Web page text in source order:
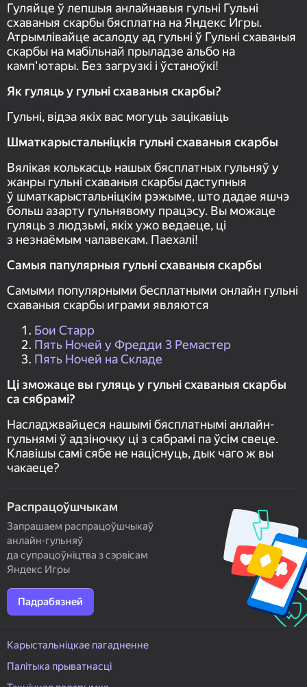
Гуляйце ў лепшыя анлайнавыя гульні Гульні
схаваныя скарбы бясплатна на Яндекс Игры.
Атрымлівайце асалоду ад гульні ў Гульні схаваныя
скарбы на мабільнай прыладзе альбо на
камп'ютары. Без загрузкі і ўстаноўкі!
Як гуляць у гульні схаваныя скарбы?
Гульні, відэа якіх вас могуць зацікавіць
Шматкарыстальніцкiя гульні схаваныя скарбы
Вялікая колькасць нашых бясплатных гульняў у
жанры гульні схаваныя скарбы даступныя
ў шматкарыстальніцкім рэжыме, што дадае яшчэ
больш азарту гульнявому працэсу. Вы можаце
гуляць з людзьмі, якіх ужо ведаеце, ці
з незнаёмым чалавекам. Паехалі!
Самыя папулярныя гульні схаваныя скарбы
Самыми популярными бесплатными онлайн гульні
схаваныя скарбы играми являются
Бои Старр
Пять Ночей у Фредди 3 Ремастер
Пять Ночей на Складе
Ці зможаце вы гуляць у гульні схаваныя скарбы
са сябрамі?
Насладжвайцеся нашымі бясплатнымі анлайн-
гульнямі ў адзіночку ці з сябрамі па ўсім свеце.
Клавішы самі сябе не націснуць, дык чаго ж вы
чакаеце?
Распрацоўшчыкам
Запрашаем распрацоўшчыкаў
анлайн-гульняў
да супрацоўніцтва з сэрвісам
Яндекс Игры
Падрабязней
Карыстальніцкае пагадненне
Палітыка прыватнасці